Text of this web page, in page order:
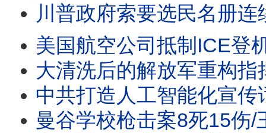
川普政府索要选民名册连续21次败诉/
美国航空公司抵制ICE登机口抓人/王
大清洗后的解放军重构指挥系统/王
中共打造人工智能化宣传话语体系/王
曼谷学校枪击案8死15伤/王剑每